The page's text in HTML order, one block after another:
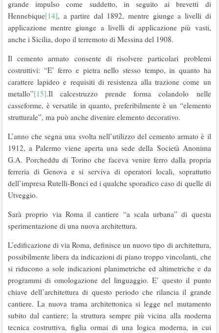
grande impulso come suddetto, in seguito ai brevetti di
Hennebique[14], a partire dal 1892, mentre giunge a livelli di
applicazione mentre giunge a livelli di applicazione più vasti,
anche i Sicilia, dopo il terremoto di Messina del 1908.
Il cemento armato consente di risolvere particolari problemi
costruttivi: “E’ ferro e pietra nello stesso tempo, in quanto ha
carattere lapideo e requisiti di resistenza alla trazione come un
metallo”[15].Il calcestruzzo prende forma colandolo nelle
casseforme, è versatile in quanto, preferibilmente è un “elemento
strutturale”, ma può anche divenire elemento decorativo.
L’anno che segna una svolta nell’utilizzo del cemento armato è il
1912, a Palermo viene aperta una sede della Società Anonima
G.A. Porcheddu di Torino che faceva venire ferro dalla propria
ferreria di Genova e si serviva di operatori locali, soprattutto
dell’impresa Rutelli-Bonci ed i qualche sporadico caso di quelle di
Utveggio.
Sarà proprio via Roma il cantiere “a scala urbana” di questa
sperimentazione di una nuova architettura.
L’edificazione di via Roma, definisce un nuovo tipo di architettura,
possibilmente libera da indicazioni di piano troppo vincolanti, che
si riducono a sole indicazioni planimetriche ed altimetriche e da
programmi di omologazione del linguaggio. E’ questo il punto
chiave dell’architettura di questo periodo che rilancia il grande
cantiere. La nuova trama architettonica si legge nel mutamento
subito dal cantiere; la struttura sempre più vicina alla moderna
tecnica costruttiva, figlia ormai di una logica moderna, in cui